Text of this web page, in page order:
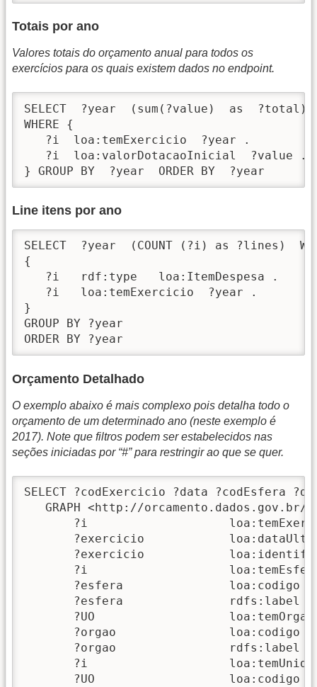
Totais por ano
Valores totais do orçamento anual para todos os
exercícios para os quais existem dados no endpoint.
SELECT  ?year  (sum(?value)  as  ?total)
WHERE {
   ?i  loa:temExercicio  ?year .
   ?i  loa:valorDotacaoInicial  ?value .
} GROUP BY  ?year  ORDER BY  ?year
Line itens por ano
SELECT  ?year  (COUNT (?i) as ?lines)
{
   ?i   rdf:type   loa:ItemDespesa .
   ?i   loa:temExercicio  ?year .
}
GROUP BY ?year
ORDER BY ?year
Orçamento Detalhado
O exemplo abaixo é mais complexo pois detalha todo o
orçamento de um determinado ano (neste exemplo é
2017). Note que filtros podem ser estabelecidos nas
seções iniciadas por “#” para restringir ao que se quer.
SELECT ?codExercicio ?data ?codEsfera
GRAPH <http://orcamento.dados.gov.br/
?i
?exercicio
?exercicio
?i
?esfera               loa:codigo
?esfera               rdfs:label
?UO
?orgao                loa:codigo
?orgao                rdfs:label
?i
?UO                   loa:codigo